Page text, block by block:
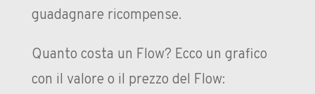
guadagnare ricompense.
Quanto costa un Flow? Ecco un grafico
con il valore o il prezzo del Flow: